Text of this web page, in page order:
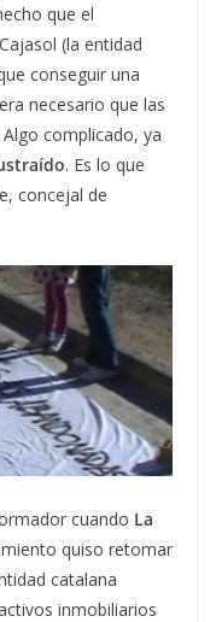
que el
(la entidad
conseguir una
necesario que las
complicado, ya
. Es lo que
concejal de
cuando La
quiso retomar
catalana
inmobiliarios